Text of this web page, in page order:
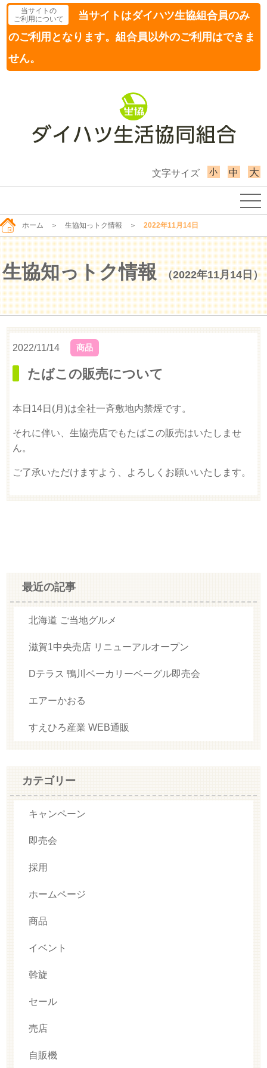
当サイトの
ご利用について
当サイトはダイハツ生協組合員のみ
のご利用となります。組合員以外のご利用はできま
せん。
文字サイズ 小 中 大
ホーム ＞ 生協知っトク情報 ＞ 2022年11月14日
生協知っトク情報 （2022年11月14日）
2022/11/14 商品
たばこの販売について
本日14日(月)は全社一斉敷地内禁煙です。
それに伴い、生協売店でもたばこの販売はいたしませ
ん。
ご了承いただけますよう、よろしくお願いいたします。
最近の記事
北海道 ご当地グルメ
滋賀1中央売店 リニューアルオープン
Dテラス 鴨川ベーカリーベーグル即売会
エアーかおる
すえひろ産業 WEB通販
カテゴリー
キャンペーン
即売会
採用
ホームページ
商品
イベント
斡旋
セール
売店
自販機